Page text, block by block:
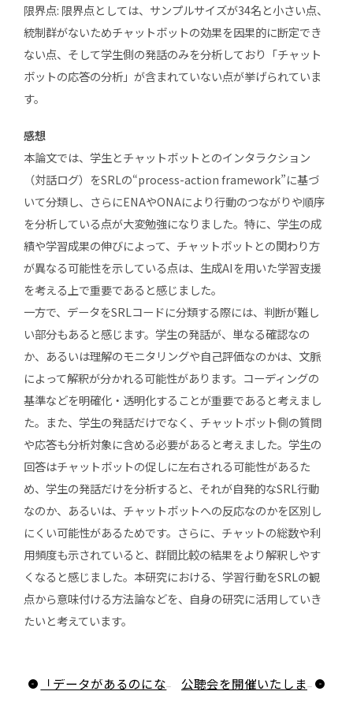
限界点: 限界点としては、サンプルサイズが34名と小さい点、
統制群がないためチャットボットの効果を因果的に断定でき
ない点、そして学生側の発話のみを分析しており「チャット
ボットの応答の分析」が含まれていない点が挙げられていま
す。
感想
本論文では、学生とチャットボットとのインタラクション
（対話ログ）をSRLの“process-action framework”に基づ
いて分類し、さらにENAやONAにより行動のつながりや順序
を分析している点が大変勉強になりました。特に、学生の成
績や学習成果の伸びによって、チャットボットとの関わり方
が異なる可能性を示している点は、生成AIを用いた学習支援
を考える上で重要であると感じました。
一方で、データをSRLコードに分類する際には、判断が難し
い部分もあると感じます。学生の発話が、単なる確認なの
か、あるいは理解のモニタリングや自己評価なのかは、文脈
によって解釈が分かれる可能性があります。コーディングの
基準などを明確化・透明化することが重要であると考えまし
た。また、学生の発話だけでなく、チャットボット側の質問
や応答も分析対象に含める必要があると考えました。学生の
回答はチャットボットの促しに左右される可能性があるた
め、学生の発話だけを分析すると、それが自発的なSRL行動
なのか、あるいは、チャットボットへの反応なのかを区別し
にくい可能性があるためです。さらに、チャットの総数や利
用頻度も示されていると、群間比較の結果をより解釈しやす
くなると感じました。本研究における、学習行動をSRLの観
点から意味付ける方法論などを、自身の研究に活用していき
たいと考えています。
「データがあるのになぜ授業は変わらない？」データの特性と教師の認識から紐解く、指導改善を促すアプローチ 公聴会を開催いたします